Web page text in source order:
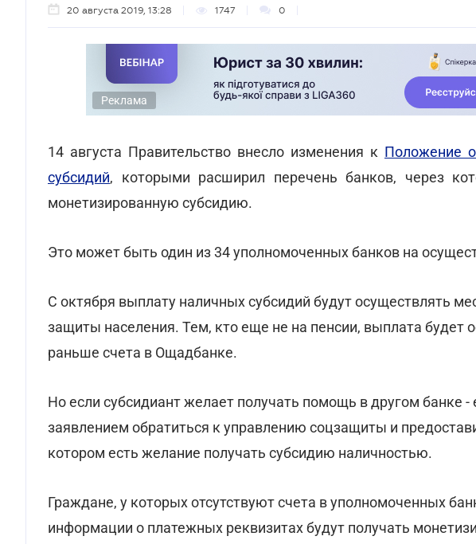
20 августа 2019, 13:28 1747 0
Реклама
14 августа Правительство внесло изменения к Положение
субсидий, которыми расширил перечень банков, через
монетизированную субсидию.
Это может быть один из 34 уполномоченных банков на
С октября выплату наличных субсидий будут осуществлять
защиты населения. Тем, кто еще не на пенсии, выплата будет
раньше счета в Ощадбанке.
Но если субсидиант желает получать помощь в другом банке
заявлением обратиться к управлению соцзащиты и
котором есть желание получать субсидию наличностью.
Граждане, у которых отсутствуют счета в уполномоченных
информации о платежных реквизитах будут получать